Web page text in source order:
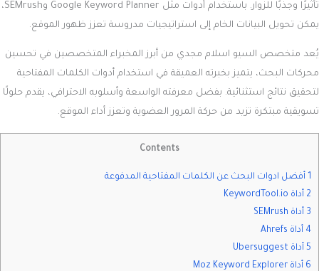
تأثيرًا وجذبًا للزوار. باستخدام أدوات مثل Google Keyword Planner وSEMrush،
يمكن تحويل البيانات الخام إلى استراتيجيات مدروسة تعزز ظهور الموقع.
يُعد متخصص السيو اسلام مجدي من أبرز المخبراء المتخصصين في تحسين
محركات البحث، يتميز بخبرته العميقة في استخدام أدوات الكلمات المفتاحية
لتحقيق نتائج استثنائية. بفضل معرفته الواسعة وأسلوبه الاحترافي، يقدم حلولًا
تسويقية مبتكرة تزيد من حركة المرور العضوية وتعزز أداء الموقع.
Contents
1 أفضل ادوات البحث عن الكلمات المفتاحية المدفوعة
2 أداة KeywordTool.io
3 أداة SEMrush
4 أداة Ahrefs
5 أداة Ubersuggest
6 أداة Moz Keyword Explorer